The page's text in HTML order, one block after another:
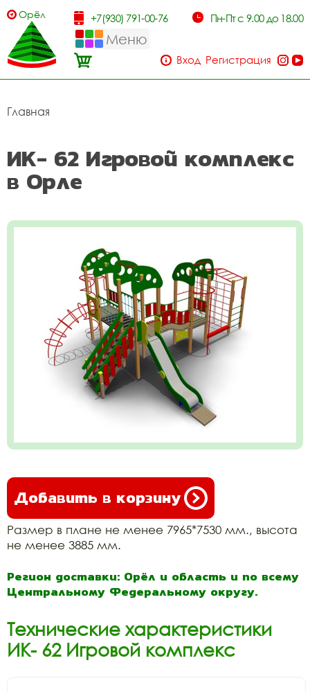
Орёл +7(930) 791-00-76 Пн-Пт с 9.00 до 18.00
Меню
Вход Регистрация
Главная
ИК- 62 Игровой комплекс
в Орле
Добавить в корзину
Размер в плане не менее 7965*7530 мм., высота
не менее 3885 мм.
Регион доставки: Орёл и область и по всему
Центральному Федеральному округу.
Технические характеристики
ИК- 62 Игровой комплекс